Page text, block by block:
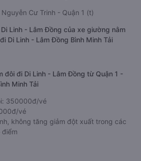
Cư Trinh - Quận 1 (t)
Linh - Lâm Đồng của xe giường nằm
Di Linh - Lâm Đồng Bình Minh Tải
đôi đi Di Linh - Lâm Đồng từ Quận 1 -
Minh Tải
350000đ/vé
vé
không tăng giảm đột xuất trong các
điểm